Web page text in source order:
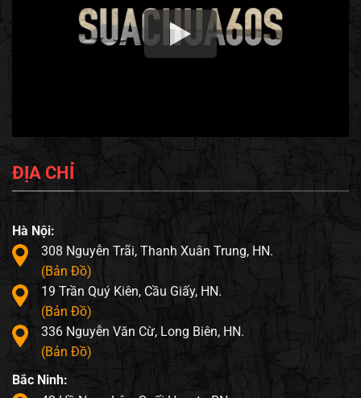
ĐỊA CHỈ
Hà Nội:
308 Nguyễn Trãi, Thanh Xuân Trung, HN.
(Bản Đồ)
19 Trần Quý Kiên, Cầu Giấy, HN.
(Bản Đồ)
336 Nguyễn Văn Cừ, Long Biên, HN.
(Bản Đồ)
Bắc Ninh: